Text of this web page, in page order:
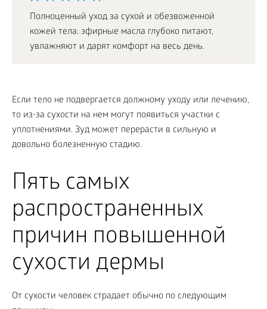
Полноценный уход за сухой и обезвоженной
кожей тела: эфирные масла глубоко питают,
увлажняют и дарят комфорт на весь день.
Если тело не подвергается должному уходу или лечению,
то из-за сухости на нем могут появиться участки с
уплотнениями. Зуд может перерасти в сильную и
довольно болезненную стадию.
Пять самых
распространенных
причин повышенной
сухости дермы
От сухости человек страдает обычно по следующим